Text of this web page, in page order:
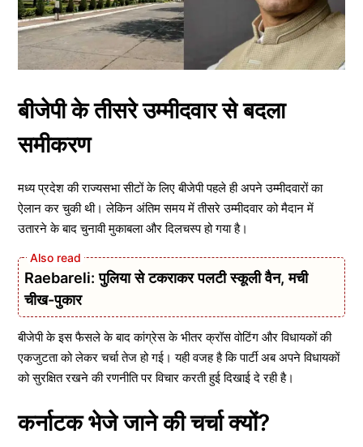
बीजेपी के तीसरे उम्मीदवार से बदला
समीकरण
मध्य प्रदेश की राज्यसभा सीटों के लिए बीजेपी पहले ही अपने उम्मीदवारों का
ऐलान कर चुकी थी। लेकिन अंतिम समय में तीसरे उम्मीदवार को मैदान में
उतारने के बाद चुनावी मुकाबला और दिलचस्प हो गया है।
Raebareli: पुलिया से टकराकर पलटी स्कूली वैन, मची
चीख-पुकार
बीजेपी के इस फैसले के बाद कांग्रेस के भीतर क्रॉस वोटिंग और विधायकों की
एकजुटता को लेकर चर्चा तेज हो गई। यही वजह है कि पार्टी अब अपने विधायकों
को सुरक्षित रखने की रणनीति पर विचार करती हुई दिखाई दे रही है।
कर्नाटक भेजे जाने की चर्चा क्यों?